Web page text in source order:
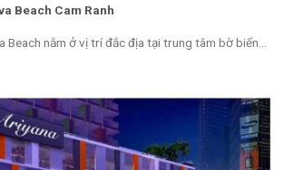
Beach Cam Ranh
Beach nằm ở vị trí đắc địa tại trung tâm bờ biển...